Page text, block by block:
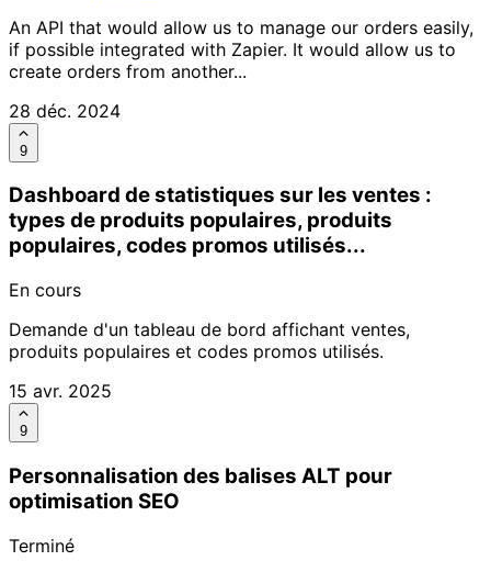
An API that would allow us to manage our orders easily,
if possible integrated with Zapier. It would allow us to
create orders from another...
28 déc. 2024
9
Dashboard de statistiques sur les ventes :
types de produits populaires, produits
populaires, codes promos utilisés...
En cours
Demande d'un tableau de bord affichant ventes,
produits populaires et codes promos utilisés.
15 avr. 2025
9
Personnalisation des balises ALT pour
optimisation SEO
Terminé